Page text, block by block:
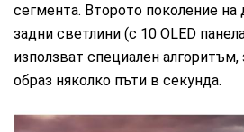
сегмента. Второто поколение на
задни светлини (с 10 OLED
използват специален алгоритъм,
образ няколко пъти в секунда.